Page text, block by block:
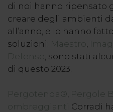
di noi hanno ripensato
creare degli ambienti
all’anno, e lo hanno
soluzioni: Maestro
Defense
, sono stati
di questo 2023.
Pergotenda® Pergole
ombreggianti
Corradi